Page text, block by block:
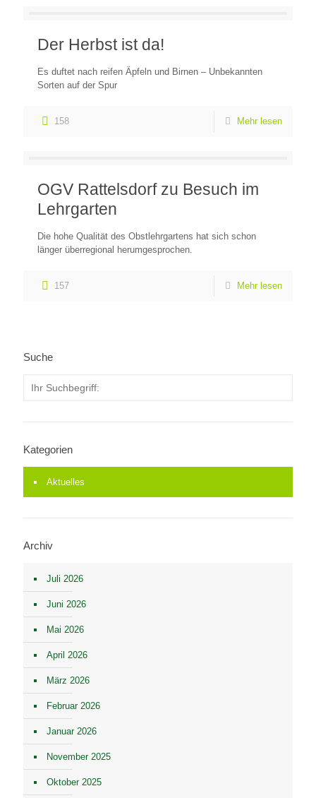
Der Herbst ist da!
Es duftet nach reifen Äpfeln und Birnen – Unbekannten
Sorten auf der Spur
158 Mehr lesen
OGV Rattelsdorf zu Besuch im
Lehrgarten
Die hohe Qualität des Obstlehrgartens hat sich schon
länger überregional herumgesprochen.
157 Mehr lesen
Suche
Kategorien
Aktuelles
Archiv
Juli 2026
Juni 2026
Mai 2026
April 2026
März 2026
Februar 2026
Januar 2026
November 2025
Oktober 2025